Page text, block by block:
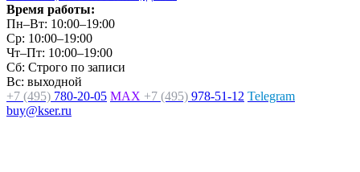
Время работы:
Пн–Вт: 10:00–19:00
Ср: 10:00–19:00
Чт–Пт: 10:00–19:00
Сб: Строго по записи
Вс: выходной
+7 (495) 780-20-05 MAX +7 (495) 978-51-12 Telegram
buy@kser.ru